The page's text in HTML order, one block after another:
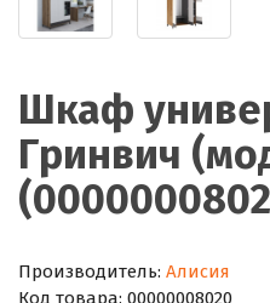
Шкаф
Гринвич
Производитель: Алисия
Код товара: 00000008020